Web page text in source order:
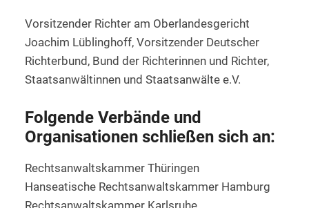
Vorsitzender Richter am Oberlandesgericht
Joachim Lüblinghoff, Vorsitzender Deutscher
Richterbund, Bund der Richterinnen und Richter,
Staatsanwältinnen und Staatsanwälte e.V.
Folgende Verbände und
Organisationen schließen sich an:
Rechtsanwaltskammer Thüringen
Hanseatische Rechtsanwaltskammer Hamburg
Rechtsanwaltskammer Karlsruhe